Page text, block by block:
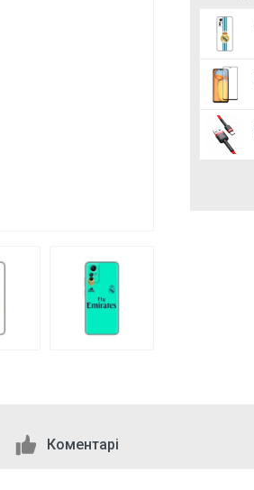
Коментарі